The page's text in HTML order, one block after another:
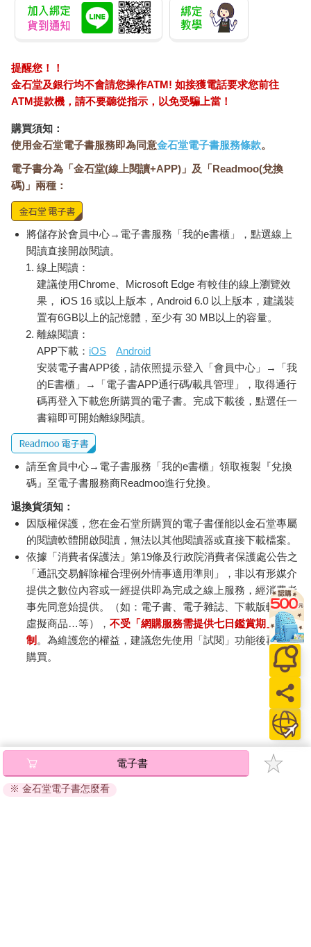
分與財富的象徵，主要因為鑽石燦爛美麗的外觀以及產量有限的
稀缺性。十九世紀後期，南非發現了一座超大鑽石礦，但是如果
把這些鑽石全部倒進市場，那鑽石就不值錢了，因此鑽石公司買
能維持鑽石的價格。 但是如果有人買了鑽石又出售，鑽石的價格
還是會崩潰。該如何穩定鑽石的價格呢？聰明的商人把鑽石與愛
情結合，花費了巨額的廣告費用，開始打造所謂的鑽石文化，因
人類有史以來最成功的行銷騙局，騙了全世界130年還沒有泡沫
化。你以為故事這樣就結束了？大錯特錯，還有更精采的呢！
●比百年鑽石行銷騙局更精采的把戲：加密貨幣！ 看完了鑽石行
銷騙局，有沒有覺得似曾相識？就算鑽石是行銷騙局，至少我花
錢買的是一顆閃亮亮的實體鑽石，送給老婆或女朋友，對方還會
開心地笑一下，而且鑽石公司還得花錢真的去非洲採礦與廣告行
銷；但是加密貨幣與非同質化代幣(NFT)是完全看不到的東西，只
要寫個電腦程式就好了！
這些聰明的人創造一堆艱深難懂的區塊鏈專有名詞，包裝著金融
科技的外衣炒作哄抬，不只唬了一堆投資人，還把金融監管機關
耍得團團轉，而且用電腦執行採礦程式，也比鑽石公司真的去採
礦便宜得多，還可以跟上潮流融入科技元素。有沒有發現他們的
手法比鑽石公司高明得多？ ●加密貨幣是破壞金融市場秩序的圈
錢工具 加密貨幣不是什麼Web原生貨幣，只是少數人用來圈錢的
工具。加密貨幣話語權提升，是因為它用一堆專有名詞包裝唬弄
大家，讓許多人拿現金去抬轎，再加上有馬斯克、伍德這些企業
家出來吹捧，還有需要洗錢的人支持。Data從有監管的圍牆花
園，來到了更開放沒人管的公園，最後只是讓假新聞更容易散布
而己。非同質化代幣(NFT)是可以取代傳統證明，但是在元宇宙裡
不用NFT也可以做虛擬所有權證明，用了NFT，只是多了一個炒
作的藉口罷了！
金融世界變成去中心化的「分散式金融(DeFi)」世界，這樣才能
炒熱加密貨幣再漲一波，這倒是真的。「去中心化自治組織
效運作，不是嗎？最後，當然未來的公司也不必「赴華爾街掛牌
交易」了！直接發行加密貨幣上架交易所，不是更快？那就是
2020年盛行的「首次代幣發行(ICO)」，最後證明只會造成一堆騙
子橫行！
我常說比特幣的功能就是炒作和洗錢，但是千萬別誤會洗錢一定
是怪客非法勒索，事實上，有許多是合法的商人。我有一位朋友
在美國經商有成，最近年紀大了，想回臺灣定居，問我有沒有認
識臺灣的建商願意接受比特幣買房子的？我說你就把錢匯回臺灣
買房子就好，為什麼要用比特幣？他跟我說：把幾億新臺幣從美
國匯回臺灣，會驚動美國和臺灣的國稅局，這個動靜太大了！原
來比特幣還有這等妙用！ ●加密貨幣與分散式金融是科學問題，
不是信仰問題 事實上，比特幣唯一的創新就是把原本由銀行替我
們管理存摺的「中心化」，改變成由礦工替我們管理存摺的「去
中心化」，其實浪費電、不環保又無意義，純粹就是少數人「圈
錢」的工具。媒體報導還指出，歐洲能源危機加劇，隨著加密貨
幣大漲，在科索沃挖礦收入高達電費的14倍，導致電力短缺，於
是政府緊急禁止挖礦，以遏制電力浪費。
但是這個「去中心化」就成了整個故事的起源。當你問為什麼比
特幣有價值？得到的答案總是：去中心化；當你再問為什麼去中
提醒您！！
金石堂及銀行均不會請您操作ATM! 如接獲電話要求您前往
ATM提款機，請不要聽從指示，以免受騙上當！
購買須知：
使用金石堂電子書服務即為同意金石堂電子書服務條款。
電子書分為「金石堂(線上閱讀+APP)」及「Readmoo(兌換
碼)」兩種：
將儲存於會員中心→電子書服務「我的e書櫃」，點選線上
閱讀直接開啟閱讀。
線上閱讀：
建議使用Chrome、Microsoft Edge 有較佳的線上瀏覽效
果， iOS 16 或以上版本，Android 6.0 以上版本，建議裝
置有6GB以上的記憶體，至少有 30 MB以上的容量。
離線閱讀：
APP下載： iOS
Android
安裝電子書APP後，請依照提示登入「會員中心」→「我
的E書櫃」→「電子書APP通行碼/載具管理」，取得通行
碼再登入下載您所購買的電子書。完成下載後，點選任一
書籍即可開始離線閱讀。
請至會員中心→電子書服務「我的e書櫃」領取複製『兌換
碼』至電子書服務商Readmoo進行兌換。
退換貨須知：
因版權保護，您在金石堂所購買的電子書僅能以金石堂專屬
的閱讀軟體開啟閱讀，無法以其他閱讀器或直接下載檔案。
依據「消費者保護法」第19條及行政院消費者保護處公告之
「通訊交易解除權合理例外情事適用準則」，非以有形媒介
提供之數位內容或一經提供即為完成之線上服務，經消費者
事先同意始提供。（如：電子書、電子雜誌、下載版軟體、
虛擬商品…等），不受「網購服務需提供七日鑑賞期」的限
制 。為維護您的權益，建議您先使用「試閱」功能後再付款
購買。
電子書
※ 金石堂電子書怎麼看